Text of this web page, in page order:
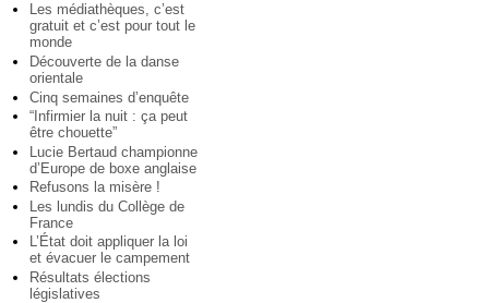
Les médiathèques, c’est
gratuit et c’est pour tout le
monde
Découverte de la danse
orientale
Cinq semaines d’enquête
“Infirmier la nuit : ça peut
être chouette”
Lucie Bertaud championne
d’Europe de boxe anglaise
Refusons la misère !
Les lundis du Collège de
France
L’État doit appliquer la loi
et évacuer le campement
Résultats élections
législatives